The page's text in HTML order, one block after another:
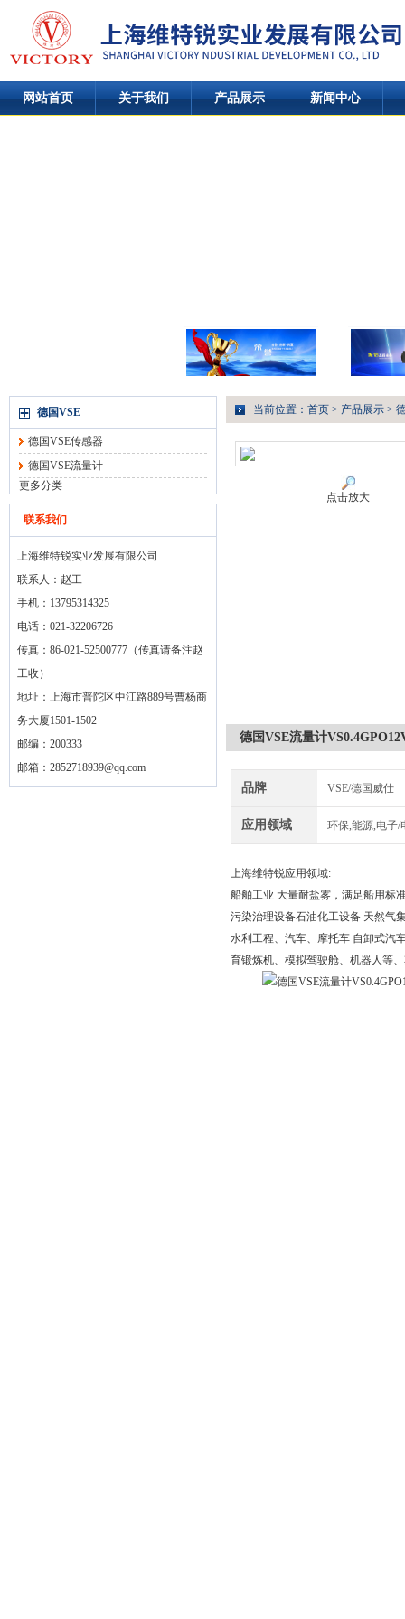
网站首页 关于我们 产品展示 新闻中心
德国VSE
德国VSE传感器
德国VSE流量计
更多分类
联系我们
上海维特锐实业发展有限公司
联系人：赵工
手机：13795314325
电话：021-32206726
传真：86-021-52500777（传真请备注赵
工收）
地址：上海市普陀区中江路889号曹杨商
务大厦1501-1502
邮编：200333
邮箱： 2852718939@qq.com
当前位置： 首页 > 产品展示 >
点击放大
德国VSE流量计
品牌 VSE/德国威仕
应用领域 环保,能源,电子/
上海维特锐应用领域:
船舶工业 大量耐盐雾，满足船用标
污染治理设备石油化工设备 天然气
水利工程、汽车、摩托车 自卸式汽
育锻炼机、模拟驾驶舱、机器人等